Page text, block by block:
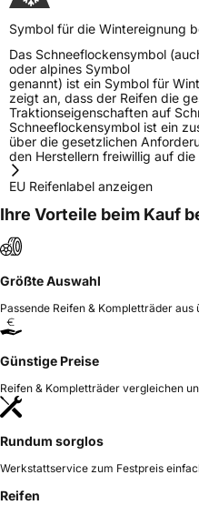
Symbol für die Wintereignung
Das Schneeflockensymbol
oder alpines Symbol
genannt) ist ein Symbol für
zeigt an, dass der Reifen die
Traktionseigenschaften auf
Schneeflockensymbol ist ein
über die gesetzlichen
den Herstellern freiwillig auf
EU Reifenlabel anzeigen
Ihre Vorteile beim Kauf
Größte Auswahl
Passende Reifen & Kompletträder aus
Günstige Preise
Reifen & Kompletträder vergleichen
Rundum sorglos
Werkstattservice zum Festpreis
Reifen